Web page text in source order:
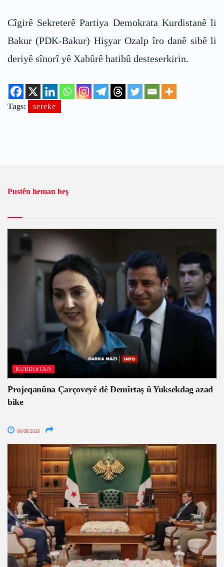
Cîgirê Sekreterê Partiya Demokrata Kurdistanê li
Bakur (PDK-Bakur) Hişyar Ozalp îro danê sibê li
deriyê sînorî yê Xabûrê hatibû desteserkirin.
Tags: sereke
Pustên heman beş
KURDISTAN
Projeqanûna Çarçoveyê dê Demîrtaş û Yuksekdag azad
bike
06/08/2026